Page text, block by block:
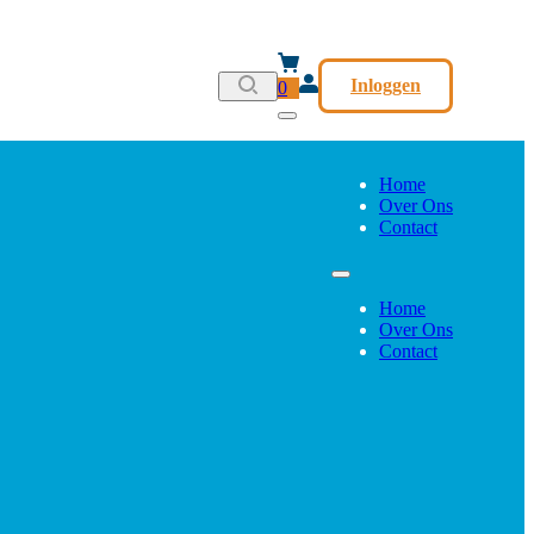
0 Inloggen
Home
Over Ons
Contact
Home
Over Ons
Contact